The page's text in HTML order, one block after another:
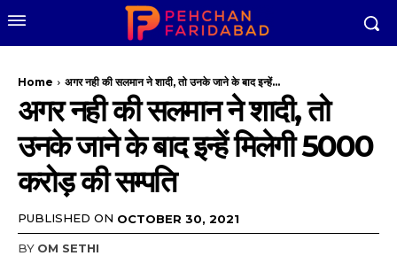
Home अगर नही की सलमान ने शादी, तो उनके जाने के बाद इन्हें...
अगर नही की सलमान ने शादी, तो
उनके जाने के बाद इन्हें मिलेगी 5000
करोड़ की सम्पति
PUBLISHED ON OCTOBER 30, 2021
BY OM SETHI